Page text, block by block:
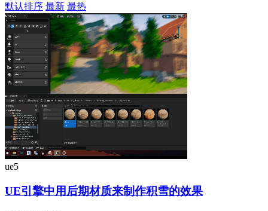
默认排序 最新 最热
ue5
UE引擎中用后期材质来制作积雪的效果